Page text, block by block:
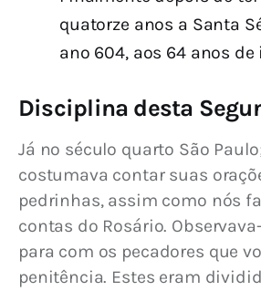
quatorze anos a Santa
ano 604, aos 64 anos de
Disciplina desta
Já no século quarto São
costumava contar suas
pedrinhas, assim como nós
contas do Rosário.
para com os pecadores que
penitência. Estes eram